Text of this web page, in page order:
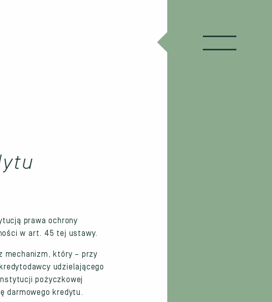
prawa ochrony
w art. 45 tej ustawy.
mechanizm, który – przy
udzielającego
pożyczkowej
darmowego kredytu.